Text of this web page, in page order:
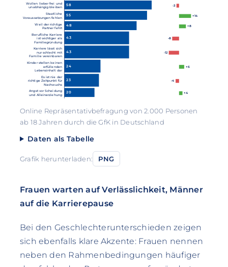
Wollen lieber frei und
unabhängig bleiben
58 -3
Staatliche
Voraussetzungen fehlen
55 +14
Weil der richtige
Partner fehlt
48 +8
Berufliche Karriere
ist wichtiger als
Familiegründung
43 -8
Karriere lässt sich
nur schlecht mit
Familie vereinbaren
43 -12
Kinder stellen keinen
erfüllenden
Lebensinhalt dar
24 +6
Es ist nie der
richtige Zeitpunkt für
Nachwuchs
23 -4
Angst vor Scheidung
und Alleinerziehung
20 +4
Online Repräsentativbefragung von 2.000 Personen
ab 18 Jahren durch die GfK in Deutschland
Daten als Tabelle
Grafik herunterladen: PNG
Frauen warten auf Verlässlichkeit, Männer
auf die Karrierepause
Bei den Geschlechterunterschieden zeigen
sich ebenfalls klare Akzente: Frauen nennen
neben den Rahmenbedingungen häufiger